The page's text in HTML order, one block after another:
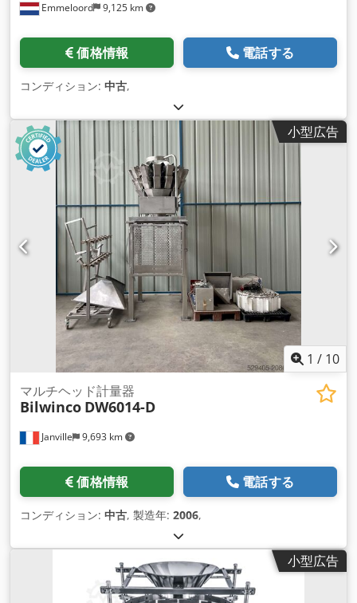
Emmeloord 9,125 km
価格情報 電話する
コンディション: 中古,
小型広告
1 / 10
Janville 9,693 km
マルチヘッド計量器
Bilwinco DW6014-D
価格情報 電話する
コンディション: 中古, 製造年: 2006,
小型広告